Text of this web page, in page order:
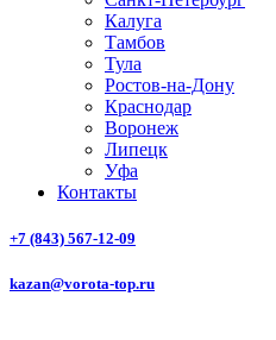
Калуга
Тамбов
Тула
Ростов-на-Дону
Краснодар
Воронеж
Липецк
Уфа
Контакты
+7 (843) 567-12-09
kazan@vorota-top.ru